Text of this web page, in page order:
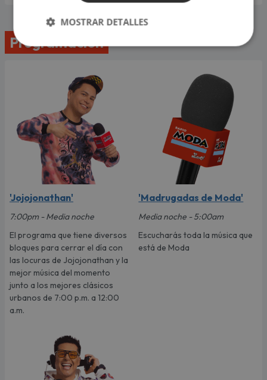
Programación
'Jojojonathan'
7:00pm - Media noche
El programa que tiene diversos
bloques para cerrar el día con
las locuras de Jojojonathan y la
mejor música del momento
junto a los mejores clásicos
urbanos de 7:00 p.m. a 12:00
a.m.
'Madrugadas de Moda'
Media noche - 5:00am
Escucharás toda la música que
está de Moda
MOSTRAR DETALLES